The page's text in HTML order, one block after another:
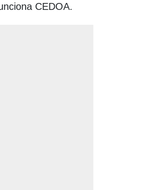
CEDOA.